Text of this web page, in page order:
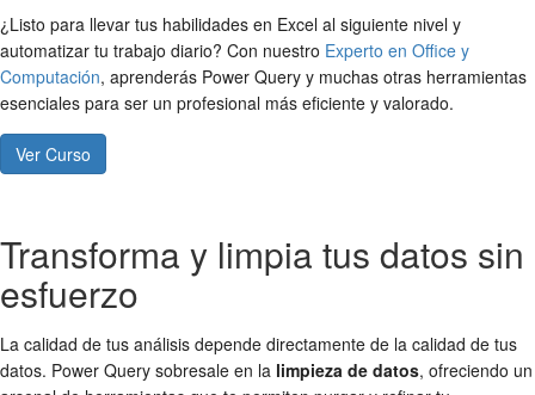
¿Listo para llevar tus habilidades en Excel al siguiente nivel y
automatizar tu trabajo diario? Con nuestro Experto en Office y
Computación, aprenderás Power Query y muchas otras herramientas
esenciales para ser un profesional más eficiente y valorado.
Ver Curso
Transforma y limpia tus datos sin
esfuerzo
La calidad de tus análisis depende directamente de la calidad de tus
datos. Power Query sobresale en la limpieza de datos, ofreciendo un